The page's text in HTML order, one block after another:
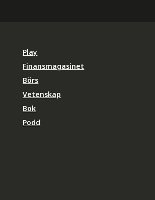
Play
Finansmagasinet
Börs
Vetenskap
Bok
Podd